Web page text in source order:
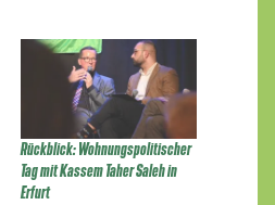
Rückblick: Wohnungspolitischer
Tag mit Kassem Taher Saleh in
Erfurt